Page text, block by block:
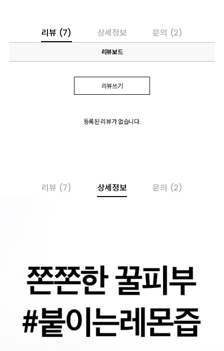
리뷰 (7) 상세정보 문의 (2)
리뷰보드
리뷰쓰기
등록된 리뷰가 없습니다.
리뷰 (7) 상세정보 문의 (2)